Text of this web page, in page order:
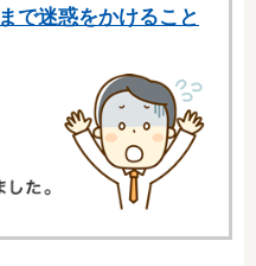
で迷惑をかけること